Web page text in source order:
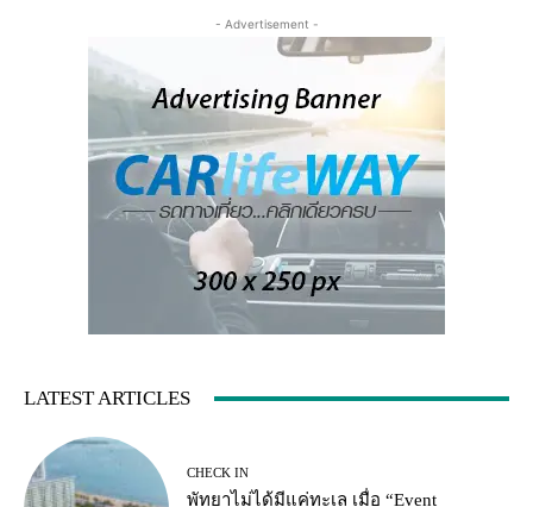
- Advertisement -
LATEST ARTICLES
CHECK IN
พัทยาไม่ได้มีแค่ทะเล เมื่อ “Event